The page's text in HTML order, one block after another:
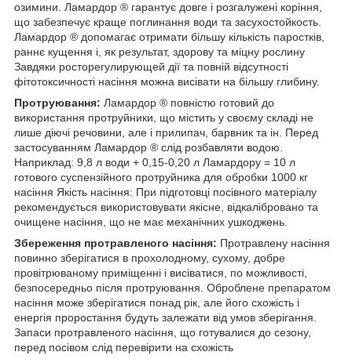
озимини. Ламардор ® гарантує довге і розгалужені коріння,
що забезпечує краще поглинання води та засухостойкость.
Ламардор ® допомагає отримати більшу кількість паростків,
раннє кущення і, як результат, здорову та міцну рослину
Завдяки росторегулирующей дії та повній відсутності
фітотоксичності насіння можна висівати на більшу глибину.
Протруювання: Ламардор ® повністю готовий до
використання протруйники, що містить у своєму складі не
лише діючі речовини, але і прилипач, барвник та ін. Перед
застосуванням Ламардор ® слід розбавляти водою.
Наприклад: 9,8 л води + 0,15-0,20 л Ламардору = 10 л
готового суспензійного протруйника для обробки 1000 кг
насіння Якість насіння: При підготовці посівного матеріалу
рекомендується використовувати якісне, відкалібровано та
очищене насіння, що не має механічних ушкоджень.
Збереження протравленого насіння: Протравлену насіння
повинно зберігатися в прохолодному, сухому, добре
провітрюваному приміщенні і висіватися, по можливості,
безпосередньо після протруювання. Оброблене препаратом
насіння може зберігатися понад рік, але його схожість і
енергія проростання будуть залежати від умов зберігання.
Запаси протравленого насіння, що готувалися до сезону,
перед посівом слід перевірити на схожість